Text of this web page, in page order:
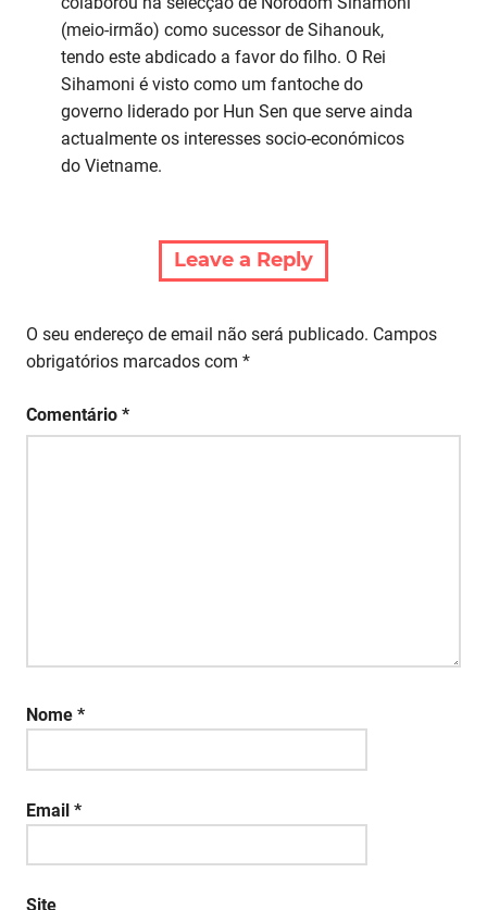
(meio-irmão) como sucessor de Sihanouk,
tendo este abdicado a favor do filho. O Rei
Sihamoni é visto como um fantoche do
governo liderado por Hun Sen que serve ainda
actualmente os interesses socio-económicos
do Vietname.
Leave a Reply
O seu endereço de email não será publicado. Campos
obrigatórios marcados com *
Comentário *
Nome *
Email *
Site